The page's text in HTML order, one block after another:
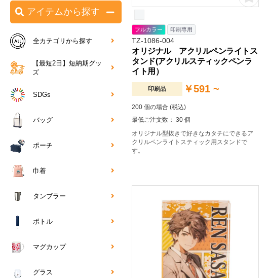
フルカラー 印刷専用
TZ-1086-004
オリジナル アクリルペンライトス
タンド(アクリルスティックペンラ
イト用）
印刷品 ￥591 ~
200 個の場合 (税込)
最低ご注文数： 30 個
オリジナル型抜きで好きなカタチにできるア
クリルペンライトスティック用スタンドで
す。
アイテムから探す
全カテゴリから探す
【最短2日】短納期グッ
ズ
SDGs
バッグ
ポーチ
巾着
タンブラー
ボトル
マグカップ
グラス